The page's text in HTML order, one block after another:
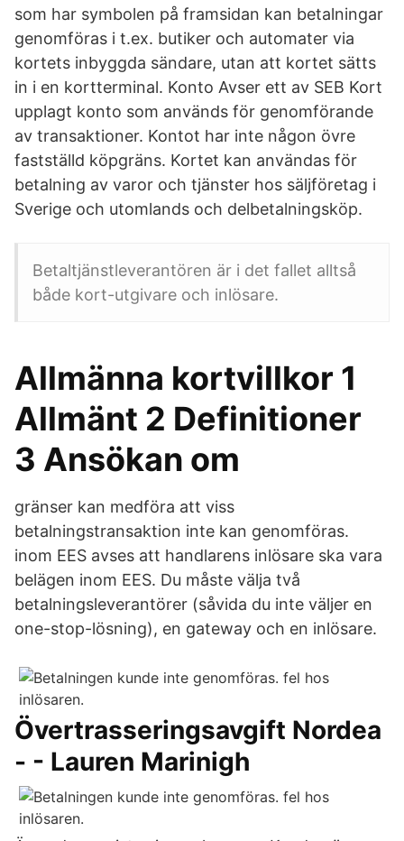
som har symbolen på framsidan kan betalningar
genomföras i t.ex. butiker och automater via
kortets inbyggda sändare, utan att kortet sätts
in i en kortterminal. Konto Avser ett av SEB Kort
upplagt konto som används för genomförande
av transaktioner. Kontot har inte någon övre
fastställd köpgräns. Kortet kan användas för
betalning av varor och tjänster hos säljföretag i
Sverige och utomlands och delbetalningsköp.
Betaltjänstleverantören är i det fallet alltså
både kort-utgivare och inlösare.
Allmänna kortvillkor 1
Allmänt 2 Definitioner
3 Ansökan om
gränser kan medföra att viss
betalningstransaktion inte kan genomföras.
inom EES avses att handlarens inlösare ska vara
belägen inom EES. Du måste välja två
betalningsleverantörer (såvida du inte väljer en
one-stop-lösning), en gateway och en inlösare.
Övertrasseringsavgift Nordea
- - Lauren Marinigh